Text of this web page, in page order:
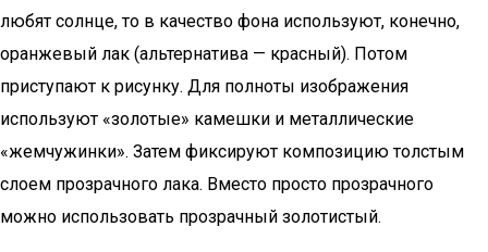
любят солнце, то в качество фона используют, конечно,
оранжевый лак (альтернатива — красный). Потом
приступают к pиcунку. Для полноты изображения
используют «золотые» камешки и металлические
«жемчужинки». Затем фиксируют композицию толстым
слоем прозрачного лака. Вместо просто прозрачного
можно использовать прозрачный золотистый.